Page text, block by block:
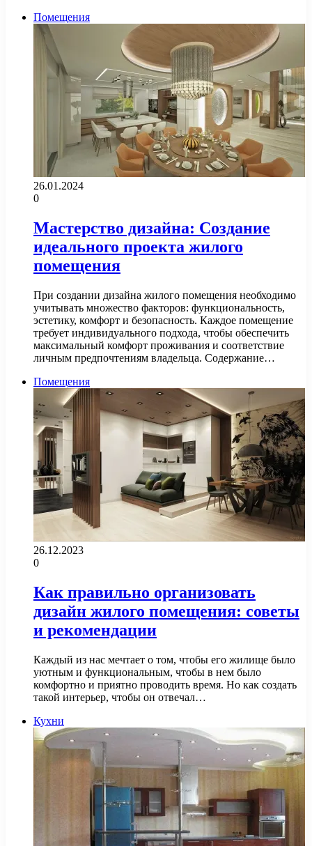
Помещения
26.01.2024
0
Мастерство дизайна: Создание
идеального проекта жилого
помещения
При создании дизайна жилого помещения необходимо
учитывать множество факторов: функциональность,
эстетику, комфорт и безопасность. Каждое помещение
требует индивидуального подхода, чтобы обеспечить
максимальный комфорт проживания и соответствие
личным предпочтениям владельца. Содержание…
Помещения
26.12.2023
0
Как правильно организовать
дизайн жилого помещения: советы
и рекомендации
Каждый из нас мечтает о том, чтобы его жилище было
уютным и функциональным, чтобы в нем было
комфортно и приятно проводить время. Но как создать
такой интерьер, чтобы он отвечал…
Кухни